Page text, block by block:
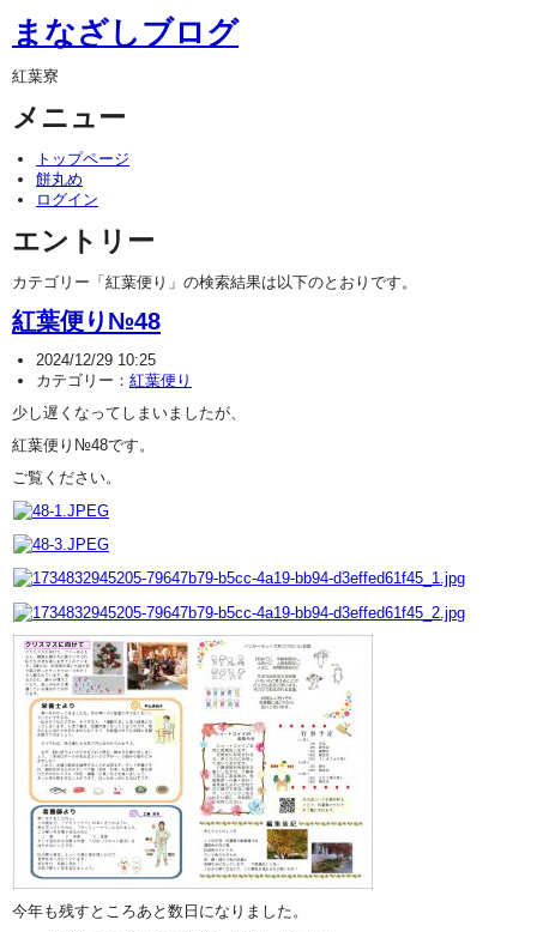
まなざしブログ
紅葉寮
メニュー
トップページ
餅丸め
ログイン
エントリー
カテゴリー「紅葉便り」の検索結果は以下のとおりです。
紅葉便り№48
2024/12/29 10:25
カテゴリー： 紅葉便り
少し遅くなってしまいましたが、
紅葉便り№48です。
ご覧ください。
今年も残すところあと数日になりました。